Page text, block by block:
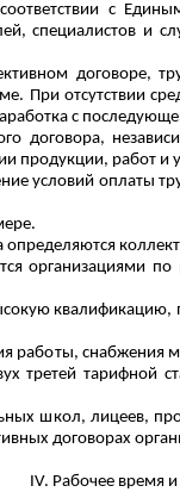
с
специалистов
договоре,
отсутствии
с
договора,
продукции, работ и
условий оплаты
организациями
работы,
третей тарифной
школ, лицеев,
договорах
IV. Рабочее время